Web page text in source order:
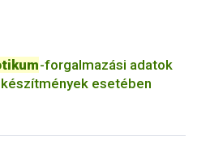
-forgalmazási adatok
esetében